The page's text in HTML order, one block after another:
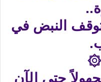
النبض في
حتى الآن